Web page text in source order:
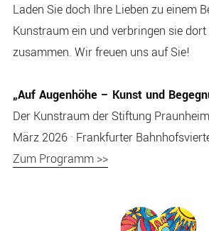
Laden Sie doch Ihre Lieben zu einem
Kunstraum ein und verbringen sie
zusammen. Wir freuen uns auf Sie!
„Auf Augenhöhe – Kunst und
Der Kunstraum der Stiftung
März 2026 · Frankfurter
Zum Programm >>